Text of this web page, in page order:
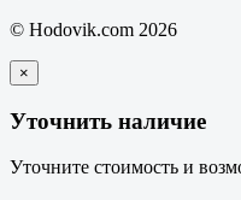
© Hodovik.com 2026
×
Уточнить наличие
Уточните стоимость и